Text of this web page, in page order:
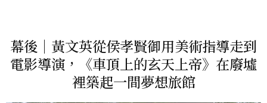
幕後｜黃文英從侯孝賢御用美術指導走到
電影導演，《車頂上的玄天上帝》在廢墟
裡築起一間夢想旅館